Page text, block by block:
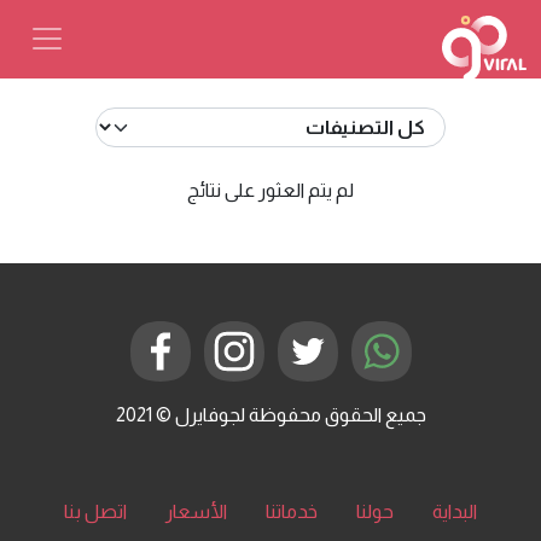
لم يتم العثور على نتائج
جميع الحقوق محفوظة لجوفايرل © 2021
البداية حولنا خدماتنا الأسعار اتصل بنا